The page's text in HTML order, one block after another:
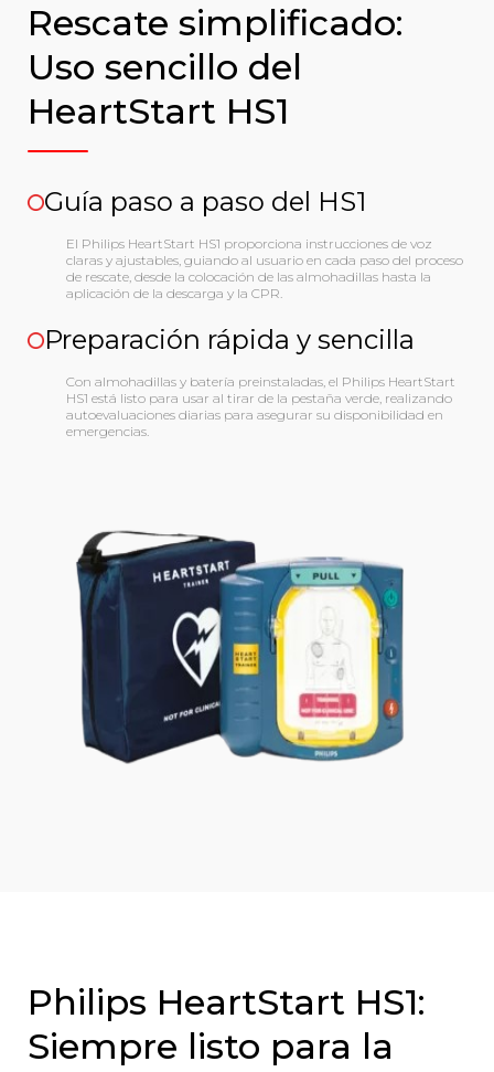
Rescate simplificado:
Uso sencillo del
HeartStart HS1
Guía paso a paso del HS1
El Philips HeartStart HS1 proporciona instrucciones de voz
claras y ajustables, guiando al usuario en cada paso del proceso
de rescate, desde la colocación de las almohadillas hasta la
aplicación de la descarga y la CPR.
Preparación rápida y sencilla
Con almohadillas y batería preinstaladas, el Philips HeartStart
HS1 está listo para usar al tirar de la pestaña verde, realizando
autoevaluaciones diarias para asegurar su disponibilidad en
emergencias.
Philips HeartStart HS1:
Siempre listo para la